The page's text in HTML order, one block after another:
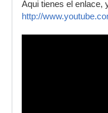
Aqui tienes el enlace,
http://